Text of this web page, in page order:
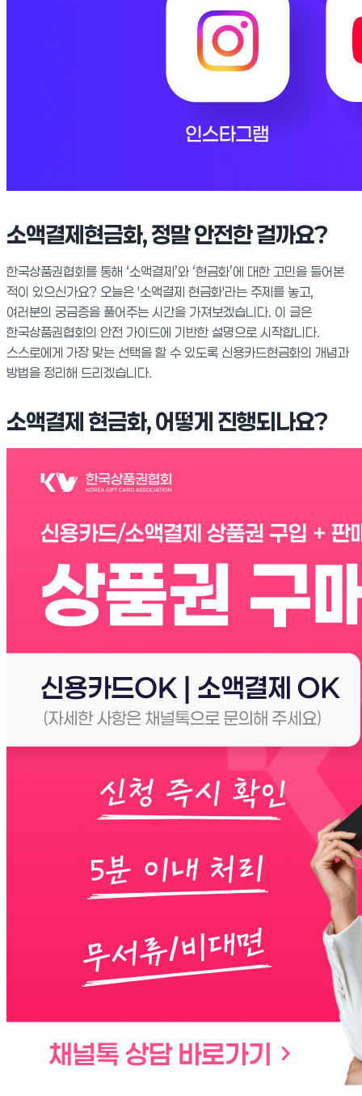
소액결제현금화, 정말 안전한 걸까요?
한국상품권협회를 통해 ‘소액결제’와 ‘현금화’에 대한 고민을 들어본
적이 있으신가요? 오늘은 '소액결제 현금화'라는 주제를 놓고,
여러분의 궁금증을 풀어주는 시간을 가져보겠습니다. 이 글은
한국상품권협회의 안전 가이드에 기반한 설명으로 시작합니다.
스스로에게 가장 맞는 선택을 할 수 있도록 신용카드현금화의 개념과
방법을 정리해 드리겠습니다.
소액결제 현금화, 어떻게 진행되나요?